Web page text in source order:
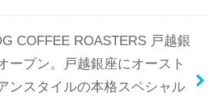
COFFEE ROASTERS 戸越銀
ープン。戸越銀座にオースト
ンスタイルの本格スペシャル